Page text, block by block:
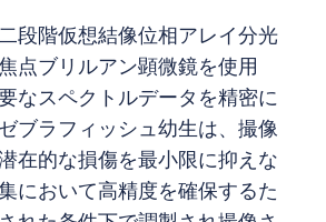
段階仮想結像位相アレイ分光
点ブリルアン顕微鏡を使用
なスペクトルデータを精密に
ブラフィッシュ幼生は、撮像
在的な損傷を最小限に抑えな
において高精度を確保するた